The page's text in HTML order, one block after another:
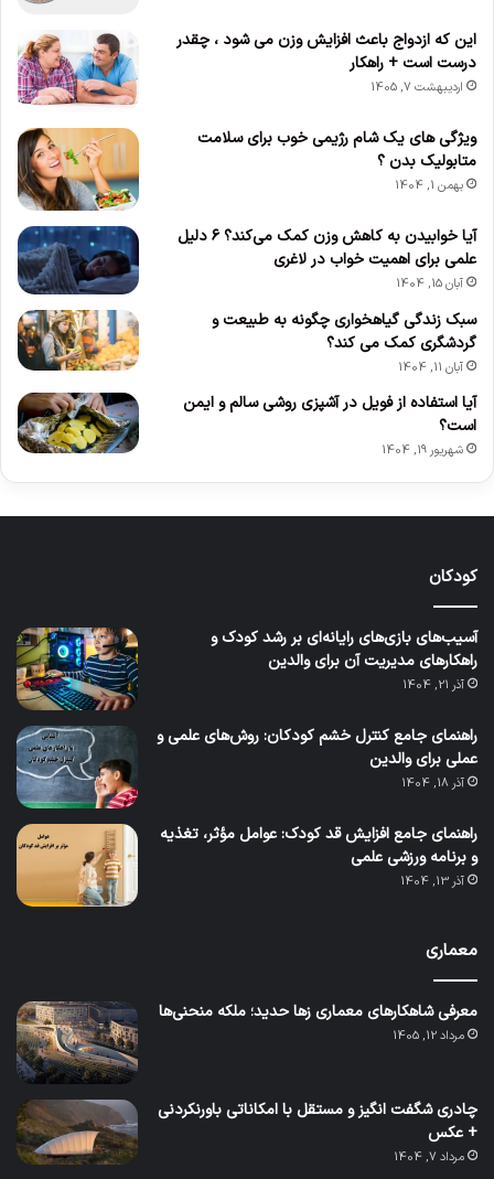
این که ازدواج باعث افزایش وزن می‌ شود ، چقدر
درست است + راهکار
اردیبهشت 7, 1405
ویژگی های یک شام رژیمی خوب برای سلامت
متابولیک بدن ؟
بهمن 1, 1404
آیا خوابیدن به کاهش وزن کمک می‌کند؟ ۶ دلیل
علمی برای اهمیت خواب در لاغری
آبان 15, 1404
سبک زندگی گیاهخواری چگونه به طبیعت و
گردشگری کمک می کند؟
آبان 11, 1404
آیا استفاده از فویل در آشپزی روشی سالم و ایمن
است؟
شهریور 19, 1404
کودکان
آسیب‌های بازی‌های رایانه‌ای بر رشد کودک و
راهکارهای مدیریت آن برای والدین
آذر 21, 1404
راهنمای جامع کنترل خشم کودکان: روش‌های علمی و
عملی برای والدین
آذر 18, 1404
راهنمای جامع افزایش قد کودک: عوامل مؤثر، تغذیه
و برنامه ورزشی علمی
آذر 13, 1404
معماری
معرفی شاهکارهای معماری زها حدید؛ ملکه منحنی‌ها
مرداد 12, 1405
چادری شگفت انگیز و مستقل با امکاناتی باورنکردنی
+ عکس
مرداد 7, 1404